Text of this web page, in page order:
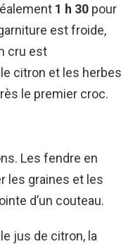
1 h 30 pour
est froide,
cru est
citron et les herbes
le premier croc.
Les fendre en
les graines et les
d’un couteau.
jus de citron, la